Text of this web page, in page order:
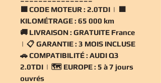
🟧CODE MOTEUR : 2.0TDI | 🟧
KILOMÉTRAGE : 65 000 km
🚚 LIVRAISON : GRATUITE France
| 📋 GARANTIE : 3 MOIS INCLUSE
🚗COMPATIBILITÉ : AUDI Q3
2.0TDI | 🗺️ EUROPE : 5 à 7 jours
ouvrés